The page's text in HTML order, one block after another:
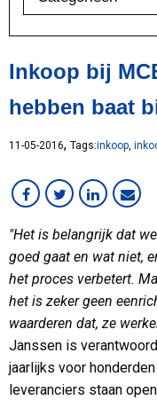
Klant in beeld
Lean
MVO
Overig
Services
Staal
VMI
Werken bij MCB
Inkoop bij
hebben baat
11-05-2016, Tags:inkoop,
"Het is belangrijk dat
goed gaat en wat niet,
het proces verbetert.
het is zeker geen
waarderen dat, ze
Janssen is
jaarlijks voor
leveranciers staan